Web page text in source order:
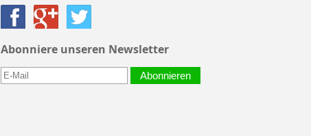
Abonniere unseren Newsletter
Abonnieren